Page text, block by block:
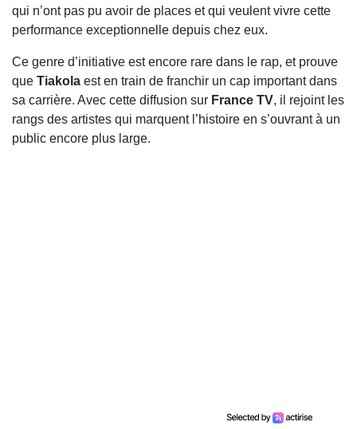
qui n’ont pas pu avoir de places et qui veulent vivre cette
performance exceptionnelle depuis chez eux.
Ce genre d’initiative est encore rare dans le rap, et prouve
que Tiakola est en train de franchir un cap important dans
sa carrière. Avec cette diffusion sur France TV, il rejoint les
rangs des artistes qui marquent l’histoire en s’ouvrant à un
public encore plus large.